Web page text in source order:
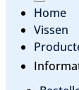
Home
Vissen